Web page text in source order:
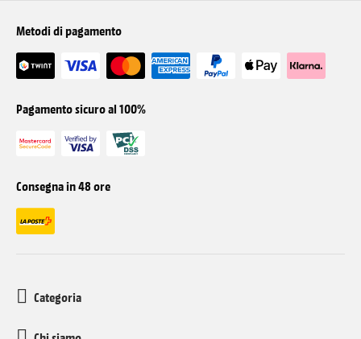
Metodi di pagamento
Pagamento sicuro al 100%
Consegna in 48 ore
Categoria